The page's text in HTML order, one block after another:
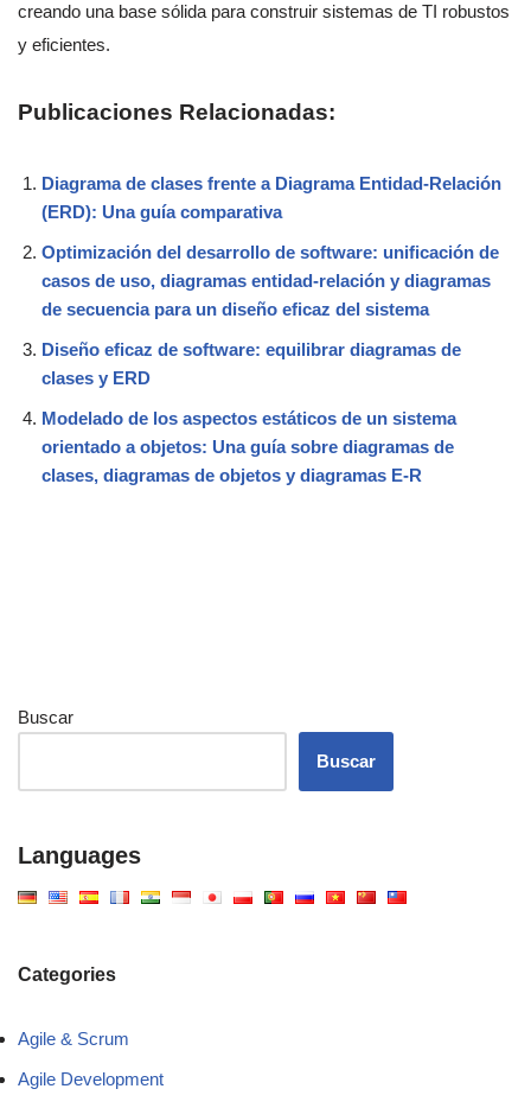
creando una base sólida para construir sistemas de TI robustos
y eficientes.
Publicaciones Relacionadas:
Diagrama de clases frente a Diagrama Entidad-Relación
(ERD): Una guía comparativa
Optimización del desarrollo de software: unificación de
casos de uso, diagramas entidad-relación y diagramas
de secuencia para un diseño eficaz del sistema
Diseño eficaz de software: equilibrar diagramas de
clases y ERD
Modelado de los aspectos estáticos de un sistema
orientado a objetos: Una guía sobre diagramas de
clases, diagramas de objetos y diagramas E-R
Buscar
Buscar
Languages
Categories
Agile & Scrum
Agile Development